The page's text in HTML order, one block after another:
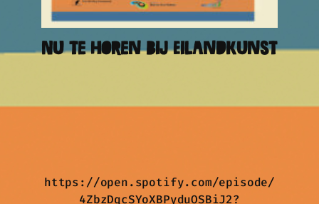
Nu te horen bij EilandKunst
https://open.spotify.com/episode/
4ZbzDqcSYoXBPyduOSBiJ2?